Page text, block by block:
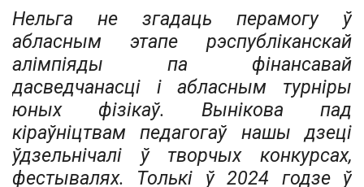
Нельга не згадаць перамогу ў
абласным этапе рэспубліканскай
алімпіяды па фінансавай
дасведчанасці і абласным турніры
юных фізікаў. Вынікова пад
кіраўніцтвам педагогаў нашы дзеці
ўдзельнічалі ў творчых конкурсах,
фестывалях. Толькі ў 2024 годзе ў